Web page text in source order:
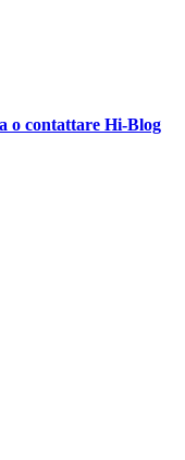
o contattare Hi-Blog